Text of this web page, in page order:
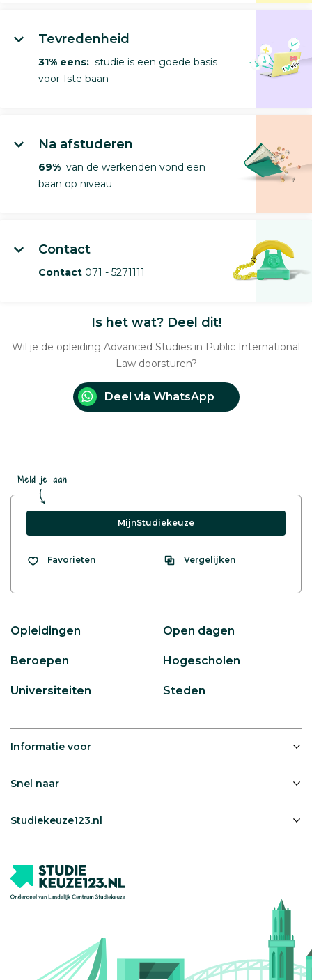
Tevredenheid
31% eens: studie is een goede basis
voor 1ste baan
Na afstuderen
69% van de werkenden vond een
baan op niveau
Contact
Contact 071 - 5271111
Is het wat? Deel dit!
Wil je de opleiding Advanced Studies in Public International
Law doorsturen?
Deel via WhatsApp
Meld je aan
MijnStudiekeuze
Favorieten Vergelijken
Opleidingen Open dagen
Beroepen Hogescholen
Universiteiten Steden
Informatie voor
Snel naar
Studiekeuze123.nl